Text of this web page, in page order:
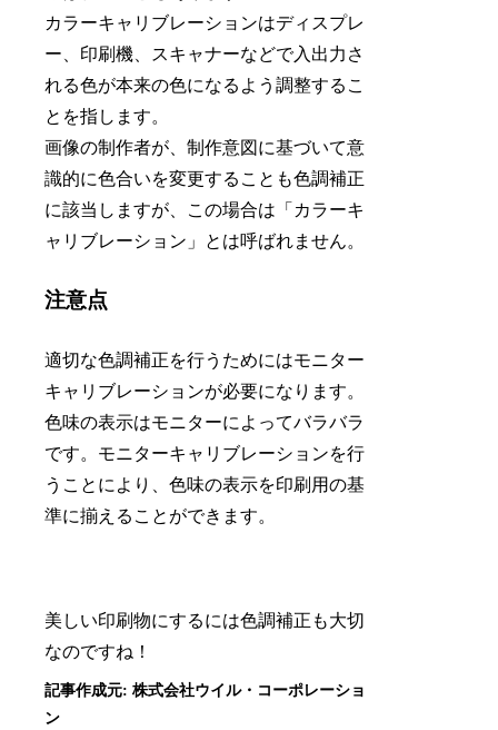
カラーキャリブレーションはディスプレ
ー、印刷機、スキャナーなどで入出力さ
れる色が本来の色になるよう調整するこ
とを指します。
画像の制作者が、制作意図に基づいて意
識的に色合いを変更することも色調補正
に該当しますが、この場合は「カラーキ
ャリブレーション」とは呼ばれません。
注意点
適切な色調補正を行うためにはモニター
キャリブレーションが必要になります。
色味の表示はモニターによってバラバラ
です。モニターキャリブレーションを行
うことにより、色味の表示を印刷用の基
準に揃えることができます。
美しい印刷物にするには色調補正も大切
なのですね！